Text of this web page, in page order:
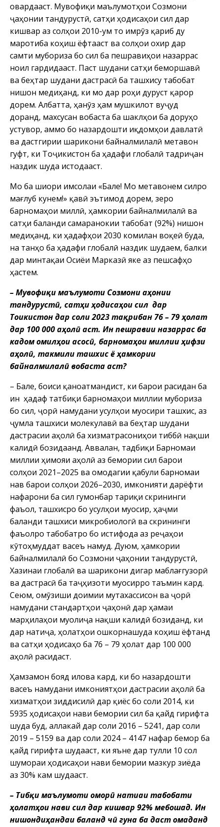
овардааст. Мувофиқи маълумотҳои Созмони
ҷаҳонии тандурустӣ, сатҳи ҳодисаҳои сил дар
кишвар аз солҳои 2010-ум то имрӯз қариб ду
маротиба коҳиш ёфтааст ва солҳои охир дар
самти мубориза бо сил ба пешравиҳои назаррас
ноил гардидааст. Паст шудани сатҳи беморшавӣ
ва беҳтар шудани дастрасӣ ба ташхису табобат
нишон медиҳанд, ки мо дар роҳи дуруст қарор
дорем. Албатта, ҳанӯз ҳам мушкилот вуҷуд
доранд, махсусан вобаста ба шаклҳои ба доруҳо
устувор, аммо бо назардошти иқдомҳои давлатӣ
ва дастгирии шарикони байналмилалӣ метавон
гуфт, ки Тоҷикистон ба ҳадафи глобалӣ тадриҷан
наздик шуда истодааст.
Мо ба шиори имсолаи «Бале! Мо метавонем силро
мағлуб кунем!» қавӣ эътимод дорем, зеро
барномаҳои миллӣ, ҳамкории байналмилалӣ ва
сатҳи баланди самаранокии табобат (92%) нишон
медиҳанд, ки ҳадафҳои 2030 комилан воқеӣ буда,
на танҳо ба ҳадафи глобалӣ наздик шудаем, балки
дар минтақаи Осиёи Марказӣ яке аз пешсафҳо
ҳастем.
– Мувофиқи маълумоти Созмони ҷаҳонии
тандурустӣ, сатҳи ҳодисаҳои сил дар
Тоҷикистон дар соли 2023 тақрибан 76 – 79 ҳолат
дар 100 000 аҳолӣ аст. Ин пешравии назаррас ба
кадом омилҳои асосӣ, барномаҳои миллии ҳифзи
аҳолӣ, такмили ташхис ё ҳамкории
байналмилалӣ вобаста аст?
– Бале, боиси қаноатмандист, ки барои расидан ба
ин ҳадаф татбиқи барномаҳои миллии мубориза
бо сил, ҷорӣ намудани усулҳои муосири ташхис, аз
ҷумла ташхиси молекулавӣ ва беҳтар шудани
дастрасии аҳолӣ ба хизматрасониҳои тиббӣ нақши
калидӣ бозидаанд. Аввалан, тадбиқи Барномаи
миллии ҳимояи аҳолӣ аз бемории сил барои
солҳои 2021–2025 ва омодагии қабули барномаи
нав барои солҳои 2026–2030, имконияти дарёфти
нафарони ба сил гумонбар тариқи скрининги
фаъол, ташхисро бо усулҳои муосир, ҳаҷми
баланди ташхиси микробиологӣ ва скрининги
фаъолро табобатро бо истифода аз реҷаҳои
кӯтоҳмуддат васеъ намуд. Дуюм, ҳамкории
байналмилалӣ бо Созмони ҷаҳонии тандурустӣ,
Хазинаи глобалӣ ва шарикони дигар маблағгузорӣ
ва дастрасӣ ба таҷҳизоти муосирро таъмин кард.
Сеюм, омӯзиши доимии мутахассисон ва ҷорӣ
намудани стандартҳои ҷаҳонӣ дар ҳамаи
марҳилаҳои муолиҷа нақши калидӣ бозиданд, ки
дар натиҷа, ҳолатҳои ошкорнашуда коҳиш ёфтанд
ва сатҳи ҳодисаҳо ба 76 – 79 ҳолат дар 100 000
аҳолӣ расидаст.
Ҳамзамон бояд илова кард, ки бо назардошти
васеъ намудани имкониятҳои дастрасии аҳолӣ ба
хизматҳои зиддисилӣ дар қиёс бо соли 2014, ки
5935 ҳодисаҳои нави бемории сил ба қайд гирифта
шуда буд, аллакай дар соли 2016 – 5241, дар соли
2019 – 5159 ва дар соли 2024 – 4147 нафар бемор ба
қайд гирифта шудааст, ки яъне дар тулли 10 сол
шумораи ҳодисаҳои нави бемории мазкур зиёда
аз 30% кам шудааст.
– Тибқи маълумоти оморӣ натиҷаи табобати
ҳолатҳои нави сил дар кишвар 92% мебошад. Ин
нишондиҳандаи баланд чӣ гуна ба даст омаданд